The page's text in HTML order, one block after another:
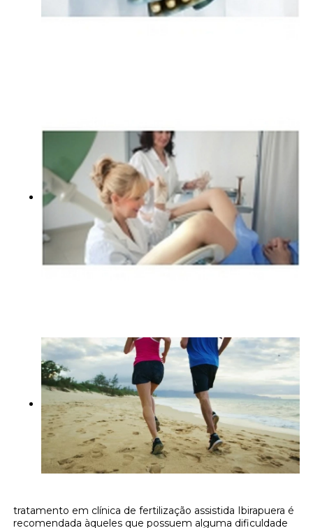
tratamento em clínica de fertilização assistida Ibirapuera é
recomendada àqueles que possuem alguma dificuldade